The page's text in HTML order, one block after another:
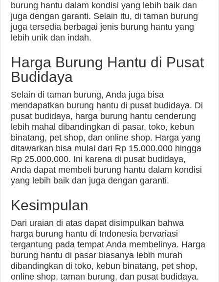
burung hantu dalam kondisi yang lebih baik dan
juga dengan garanti. Selain itu, di taman burung
juga tersedia berbagai jenis burung hantu yang
lebih unik dan indah.
Harga Burung Hantu di Pusat
Budidaya
Selain di taman burung, Anda juga bisa
mendapatkan burung hantu di pusat budidaya. Di
pusat budidaya, harga burung hantu cenderung
lebih mahal dibandingkan di pasar, toko, kebun
binatang, pet shop, dan online shop. Harga yang
ditawarkan bisa mulai dari Rp 15.000.000 hingga
Rp 25.000.000. Ini karena di pusat budidaya,
Anda dapat membeli burung hantu dalam kondisi
yang lebih baik dan juga dengan garanti.
Kesimpulan
Dari uraian di atas dapat disimpulkan bahwa
harga burung hantu di Indonesia bervariasi
tergantung pada tempat Anda membelinya. Harga
burung hantu di pasar biasanya lebih murah
dibandingkan di toko, kebun binatang, pet shop,
online shop, taman burung, dan pusat budidaya.